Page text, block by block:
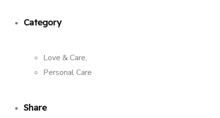
Category
Love & Care,
Personal Care
Share